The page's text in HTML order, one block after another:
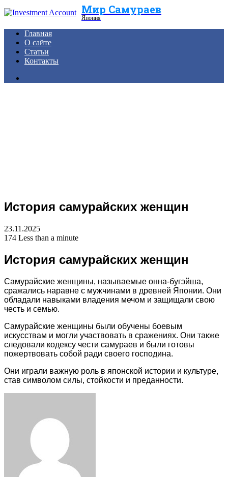
Menu Мир Самураев
Япония
Главная
О сайте
Статьи
Контакты
История самурайских женщин
23.11.2025
174 Less than a minute
История самурайских женщин
Самурайские женщины, называемые онна-бугэйша,
сражались наравне с мужчинами в древней Японии. Они
обладали навыками владения мечом и защищали свою
честь и семью.
Самурайские женщины были обучены боевым
искусствам и могли участвовать в сражениях. Они также
следовали кодексу чести самураев и были готовы
пожертвовать собой ради своего господина.
Они играли важную роль в японской истории и культуре,
став символом силы, стойкости и преданности.